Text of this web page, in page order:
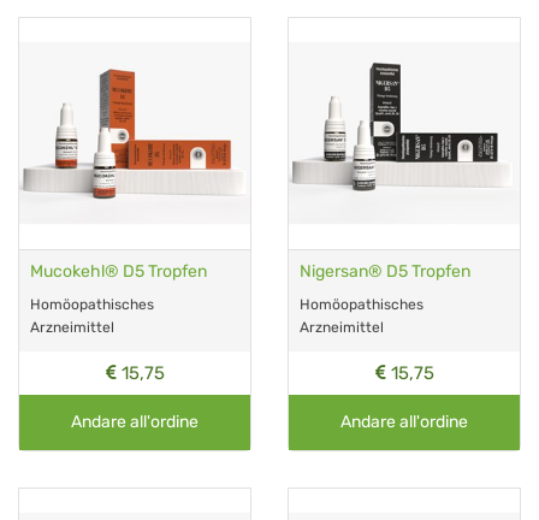
Mucokehl® D5 Tropfen
Homöopathisches
Arzneimittel
15,75
Andare all'ordine
Nigersan® D5 Tropfen
Homöopathisches
Arzneimittel
15,75
Andare all'ordine